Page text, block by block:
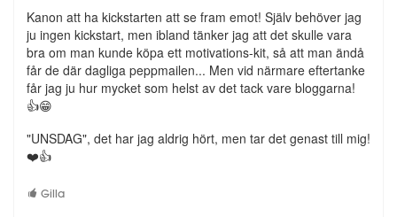
Kanon att ha kickstarten att se fram emot! Själv behöver jag
ju ingen kickstart, men ibland tänker jag att det skulle vara
bra om man kunde köpa ett motivations-kit, så att man ändå
får de där dagliga peppmailen... Men vid närmare eftertanke
får jag ju hur mycket som helst av det tack vare bloggarna!
👍😁
"UNSDAG", det har jag aldrig hört, men tar det genast till mig!
❤️👍
Gilla